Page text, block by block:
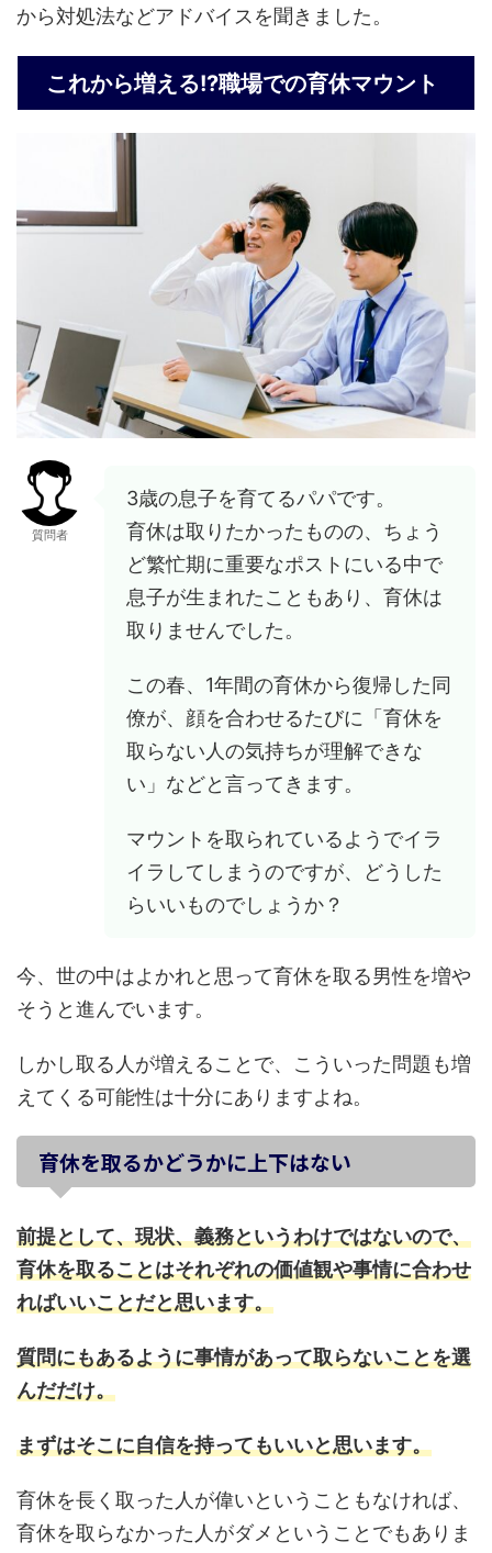
から対処法などアドバイスを聞きました。
これから増える!?職場での育休マウント
質問者
3歳の息子を育てるパパです。
育休は取りたかったものの、ちょう
ど繁忙期に重要なポストにいる中で
息子が生まれたこともあり、育休は
取りませんでした。
この春、1年間の育休から復帰した同
僚が、顔を合わせるたびに「育休を
取らない人の気持ちが理解できな
い」などと言ってきます。
マウントを取られているようでイラ
イラしてしまうのですが、どうした
らいいものでしょうか？
今、世の中はよかれと思って育休を取る男性を増や
そうと進んでいます。
しかし取る人が増えることで、こういった問題も増
えてくる可能性は十分にありますよね。
育休を取るかどうかに上下はない
前提として、現状、義務というわけではないので、
育休を取ることはそれぞれの価値観や事情に合わせ
ればいいことだと思います。
質問にもあるように事情があって取らないことを選
んだだけ。
まずはそこに自信を持ってもいいと思います。
育休を長く取った人が偉いということもなければ、
育休を取らなかった人がダメということでもありま